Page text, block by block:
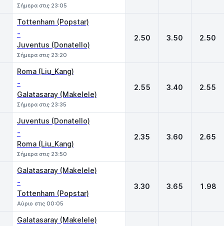
Σήμερα στις 23:05
Tottenham (Popstar)
-
Juventus (Donatello)
Σήμερα στις 23:20
2.50 3.50 2.50
Roma (Liu_Kang)
-
Galatasaray (Makelele)
Σήμερα στις 23:35
2.55 3.40 2.55
Juventus (Donatello)
-
Roma (Liu_Kang)
Σήμερα στις 23:50
2.35 3.60 2.65
Galatasaray (Makelele)
-
Tottenham (Popstar)
Αύριο στις 00:05
3.30 3.65 1.98
Galatasaray (Makelele)